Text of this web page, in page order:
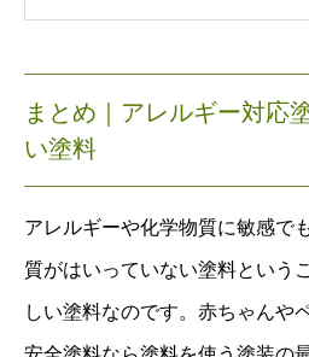
まとめ｜アレルギー対応
い塗料
アレルギーや化学物質に敏感で
質がはいっていない塗料という
しい塗料なのです。赤ちゃんや